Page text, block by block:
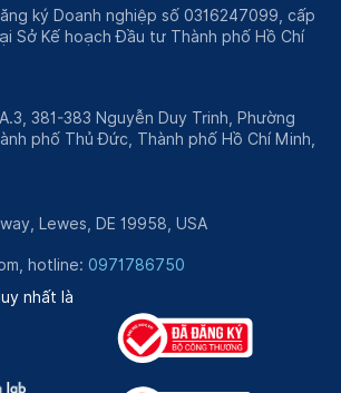
ký Doanh nghiệp số 0316247099, cấp
Sở Kế hoạch Đầu tư Thành phố Hồ Chí
381-383 Nguyễn Duy Trinh, Phường
phố Thủ Đức, Thành phố Hồ Chí Minh,
Lewes, DE 19958, USA
hotline: 0971786750
nhất là